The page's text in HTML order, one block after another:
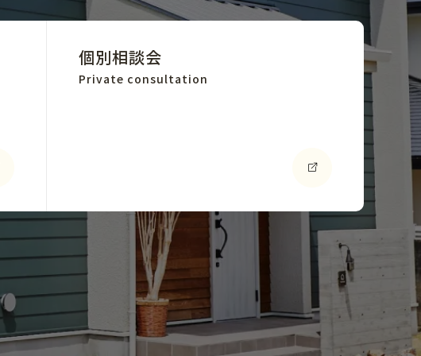
個別相談会
Private consultation